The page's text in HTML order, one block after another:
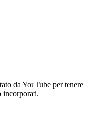
da YouTube per tenere
incorporati.